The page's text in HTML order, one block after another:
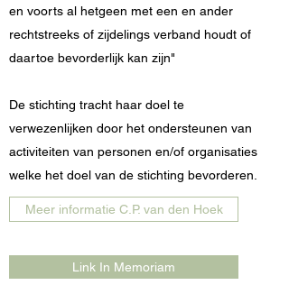
en voorts al hetgeen met een en ander
rechtstreeks of zijdelings verband houdt of
daartoe bevorderlijk kan zijn"
De stichting tracht haar doel te
verwezenlijken door het ondersteunen van
activiteiten van personen en/of organisaties
welke het doel van de stichting bevorderen.
Meer informatie C.P. van den Hoek
Link In Memoriam